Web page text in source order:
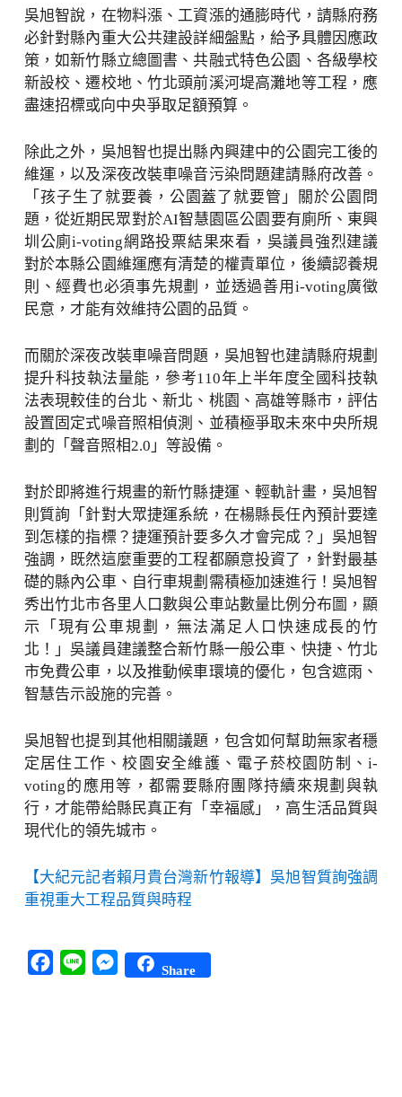
吳旭智說，在物料漲、工資漲的通膨時代，請縣府務
必針對縣內重大公共建設詳細盤點，給予具體因應政
策，如新竹縣立總圖書、共融式特色公園、各級學校
新設校、遷校地、竹北頭前溪河堤高灘地等工程，應
盡速招標或向中央爭取足額預算。
除此之外，吳旭智也提出縣內興建中的公園完工後的
維運，以及深夜改裝車噪音污染問題建請縣府改善。
「孩子生了就要養，公園蓋了就要管」關於公園問
題，從近期民眾對於AI智慧園區公園要有廁所、東興
圳公廁i-voting網路投票結果來看，吳議員強烈建議
對於本縣公園維運應有清楚的權責單位，後續認養規
則、經費也必須事先規劃，並透過善用i-voting廣徵
民意，才能有效維持公園的品質。
而關於深夜改裝車噪音問題，吳旭智也建請縣府規劃
提升科技執法量能，參考110年上半年度全國科技執
法表現較佳的台北、新北、桃園、高雄等縣市，評估
設置固定式噪音照相偵測、並積極爭取未來中央所規
劃的「聲音照相2.0」等設備。
對於即將進行規畫的新竹縣捷運、輕軌計畫，吳旭智
則質詢「針對大眾捷運系統，在楊縣長任內預計要達
到怎樣的指標？捷運預計要多久才會完成？」吳旭智
強調，既然這麼重要的工程都願意投資了，針對最基
礎的縣內公車、自行車規劃需積極加速進行！吳旭智
秀出竹北市各里人口數與公車站數量比例分布圖，顯
示「現有公車規劃，無法滿足人口快速成長的竹
北！」吳議員建議整合新竹縣一般公車、快捷、竹北
市免費公車，以及推動候車環境的優化，包含遮雨、
智慧告示設施的完善。
吳旭智也提到其他相關議題，包含如何幫助無家者穩
定居住工作、校園安全維護、電子菸校園防制、i-
voting的應用等，都需要縣府團隊持續來規劃與執
行，才能帶給縣民真正有「幸福感」，高生活品質與
現代化的領先城市。
【大紀元記者賴月貴台灣新竹報導】吳旭智質詢強調
重視重大工程品質與時程
Facebook
Line Messenger
Share